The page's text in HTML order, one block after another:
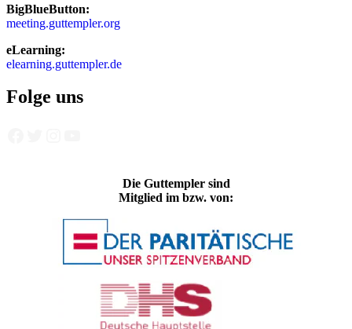
BigBlueButton:
meeting.guttempler.org
eLearning:
elearning.guttempler.de
Folge uns
Die Guttempler sind
Mitglied im bzw. von: